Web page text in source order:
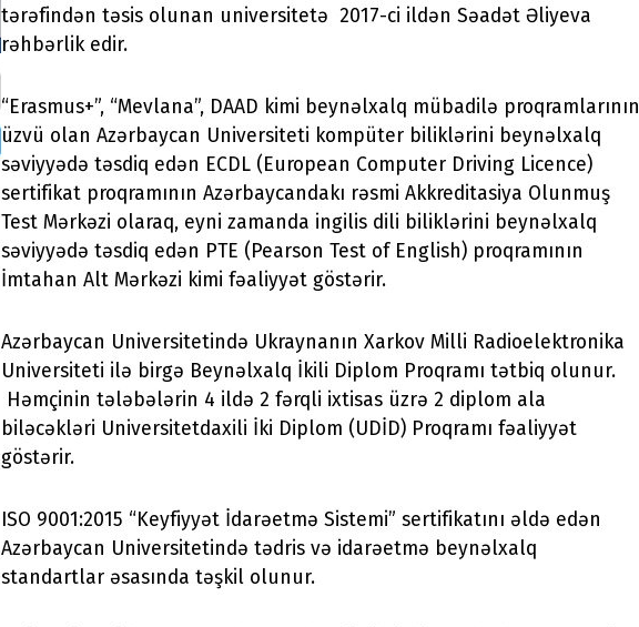
tərəfindən təsis olunan universitetə 2017-ci ildən Səadət Əliyeva
rəhbərlik edir.
“Erasmus+”, “Mevlana”, DAAD kimi beynəlxalq mübadilə proqramlarının
üzvü olan Azərbaycan Universiteti kompüter biliklərini beynəlxalq
səviyyədə təsdiq edən ECDL (European Computer Driving Licence)
sertifikat proqramının Azərbaycandakı rəsmi Akkreditasiya Olunmuş
Test Mərkəzi olaraq, eyni zamanda ingilis dili biliklərini beynəlxalq
səviyyədə təsdiq edən PTE (Pearson Test of English) proqramının
İmtahan Alt Mərkəzi kimi fəaliyyət göstərir.
Azərbaycan Universitetində Ukraynanın Xarkov Milli Radioelektronika
Universiteti ilə birgə Beynəlxalq İkili Diplom Proqramı tətbiq olunur.
Həmçinin tələbələrin 4 ildə 2 fərqli ixtisas üzrə 2 diplom ala
biləcəkləri Universitetdaxili İki Diplom (UDİD) Proqramı fəaliyyət
göstərir.
ISO 9001:2015 “Keyfiyyət İdarəetmə Sistemi” sertifikatını əldə edən
Azərbaycan Universitetində tədris və idarəetmə beynəlxalq
standartlar əsasında təşkil olunur.